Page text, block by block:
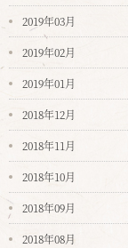
2019年03月
2019年02月
2019年01月
2018年12月
2018年11月
2018年10月
2018年09月
2018年08月